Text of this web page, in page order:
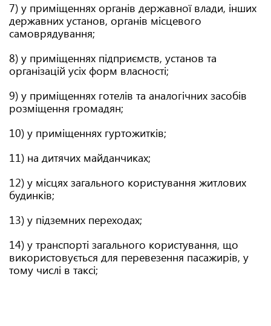
7) у приміщеннях органів державної влади, інших
державних установ, органів місцевого
самоврядування;
8) у приміщеннях підприємств, установ та
організацій усіх форм власності;
9) у приміщеннях готелів та аналогічних засобів
розміщення громадян;
10) у приміщеннях гуртожитків;
11) на дитячих майданчиках;
12) у місцях загального користування житлових
будинків;
13) у підземних переходах;
14) у транспорті загального користування, що
використовується для перевезення пасажирів, у
тому числі в таксі;